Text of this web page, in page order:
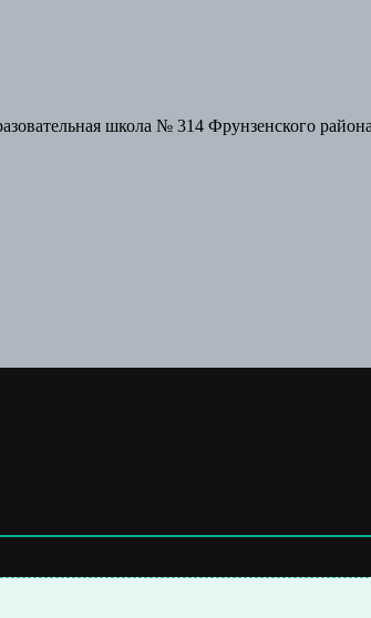
школа № 314 Фрунзенского